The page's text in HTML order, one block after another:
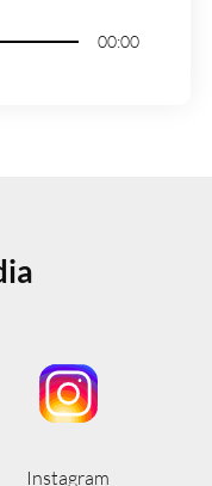
00:00
Instagram